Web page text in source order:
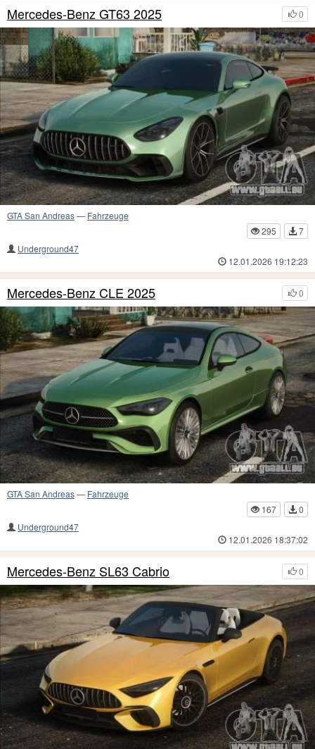
0
Mercedes-Benz GT63 2025
GTA San Andreas— Fahrzeuge
295
7
Underground47
12.01.2026 19:12:23
0
Mercedes-Benz CLE 2025
GTA San Andreas— Fahrzeuge
167
0
Underground47
12.01.2026 18:37:02
0
Mercedes-Benz SL63 Cabrio